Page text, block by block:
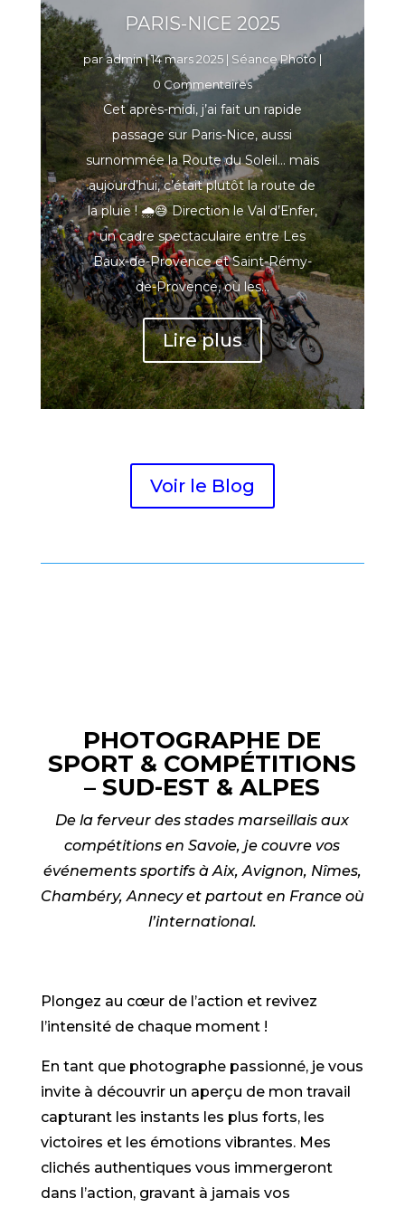
PARIS-NICE 2025
paradmin|14 mars 2025| Séance Photo |
0 Commentaires
Cet après-midi, j’ai fait un rapide
passage sur Paris-Nice, aussi
surnommée la Route du Soleil… mais
aujourd’hui, c’était plutôt la route de
la pluie ! 🌧😅 Direction le Val d’Enfer,
un cadre spectaculaire entre Les
Baux-de-Provence et Saint-Rémy-
de-Provence, où les...
Lire plus
Voir le Blog
PHOTOGRAPHE DE
SPORT & COMPÉTITIONS
– SUD-EST & ALPES
De la ferveur des stades marseillais aux
compétitions en Savoie, je couvre vos
événements sportifs à Aix, Avignon, Nîmes,
Chambéry, Annecy et partout en France où
l’international.
Plongez au cœur de l’action et revivez
l’intensité de chaque moment !
En tant que photographe passionné, je vous
invite à découvrir un aperçu de mon travail
capturant les instants les plus forts, les
victoires et les émotions vibrantes. Mes
clichés authentiques vous immergeront
dans l’action, gravant à jamais vos